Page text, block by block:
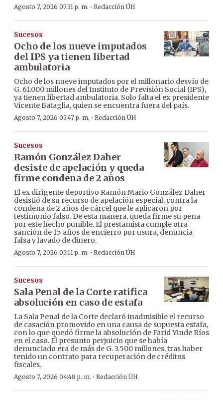
Agosto 7, 2026 07:31 p. m. · Redacción ÚH
Sucesos
Ocho de los nueve imputados
del IPS ya tienen libertad
ambulatoria
Ocho de los nueve imputados por el millonario desvío de
G. 61.000 millones del Instituto de Previsión Social (IPS),
ya tienen libertad ambulatoria. Solo falta el ex presidente
Vicente Bataglia, quien se encuentra fuera del país.
Agosto 7, 2026 05:47 p. m. · Redacción ÚH
Sucesos
Ramón González Daher
desiste de apelación y queda
firme condena de 2 años
El ex dirigente deportivo Ramón Mario González Daher
desistió de su recurso de apelación especial, contra la
condena de 2 años de cárcel que le aplicaron por
testimonio falso. De esta manera, queda firme su pena
por este hecho punible. El prestamista cumple otra
sanción de 15 años de encierro por usura, denuncia
falsa y lavado de dinero.
Agosto 7, 2026 05:11 p. m. · Redacción ÚH
Sucesos
Sala Penal de la Corte ratifica
absolución en caso de estafa
La Sala Penal de la Corte declaró inadmisible el recurso
de casación promovido en una causa de supuesta estafa,
con lo que quedó firme la absolución de Farid Yinde Ríos
en el caso. El presunto perjuicio que se había
denunciado era de más de G. 3.500 millones, tras haber
tenido un contrato para recuperación de créditos
fiscales.
Agosto 7, 2026 04:48 p. m. · Redacción ÚH